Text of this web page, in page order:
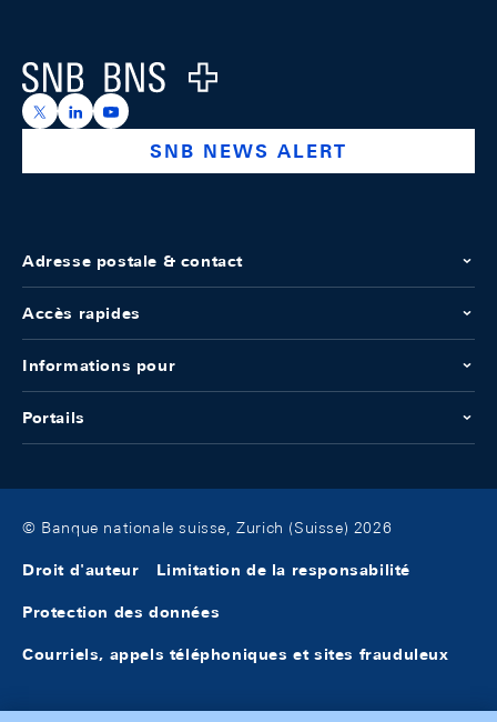
Logo
https://x.com/snb_bns
https://ch.linkedin.com/company/swiss-national-
https://www.youtube.com/@swissnationalbank
SNB NEWS ALERT
Adresse postale & contact
Accès rapides
Informations pour
Portails
© Banque nationale suisse, Zurich (Suisse) 2026
Droit d'auteur Limitation de la responsabilité
Protection des données
Courriels, appels téléphoniques et sites frauduleux